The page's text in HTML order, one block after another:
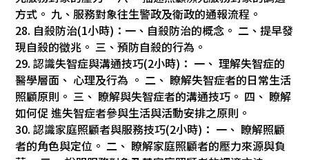
方式。 九、服務對象往生警政及衛政的通報流程。
28. 自殺防治(1小時)：一、自殺防治的概念。 二、提早發
現自殺的徵兆。 三、預防自殺的行為。
29. 認識失智症與溝通技巧(2小時)： 一、 理解失智症的
醫學層面、 心理及行為 。 二、 瞭解失智症者的日常生活
照顧原則。 三、 瞭解與失智症者的溝通技巧。 四、 瞭解
如何促 進失智症者參與生活與活動安排之原則。
30. 認識家庭照顧者與服務技巧(2小時)： 一、 瞭解照顧
者的角色與定位。 二、 瞭解家庭照顧者的壓力來源與負